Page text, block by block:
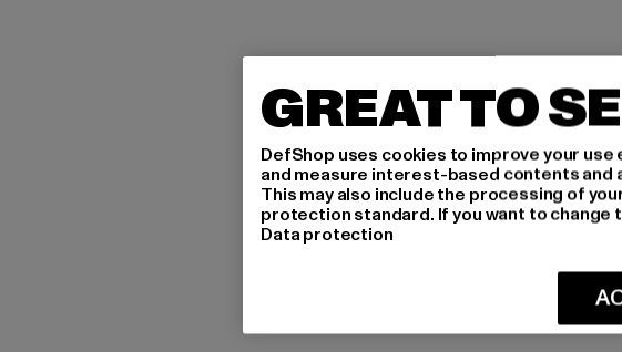
GREAT TO
DefShop uses cookies to improve your
and measure interest-based contents and
This may also include the processing of
protection standard. If you want to change
Data protection